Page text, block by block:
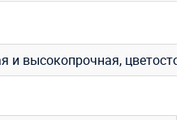
и высокопрочная,